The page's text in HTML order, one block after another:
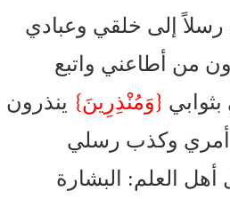
رسلاً إلى خلقي وعبادي
من أطاعني واتبع
{وَمُنْذِرِينَ} ينذرون
وكذب رسلي
أهل العلم: البشارة